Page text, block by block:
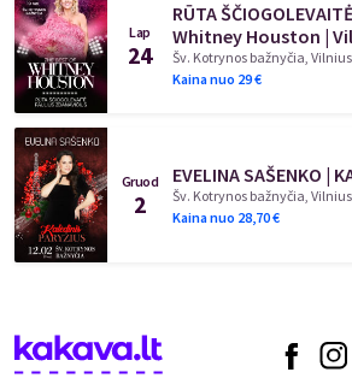
Lap
24
RŪTA
Whitney Houston |
Šv. Kotrynos bažnyčia, Vilnius
Kaina nuo 29€
Gruod
2
EVELINA SAŠENKO |
Šv. Kotrynos bažnyčia, Vilnius
Kaina nuo 28,70€